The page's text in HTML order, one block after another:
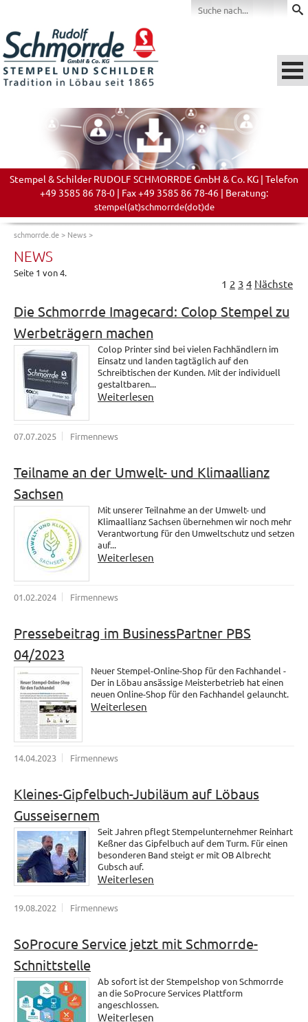
Stempel & Schilder RUDOLF SCHMORRDE GmbH & Co. KG | Telefon
+49 3585 86 78-0 | Fax +49 3585 86 78-46 | Beratung:
stempel(at)schmorrde(dot)de
schmorrde.de> News>
NEWS
Seite 1 von 4.
1 2 3 4 Nächste
Die Schmorrde Imagecard: Colop Stempel zu
Werbeträgern machen
Colop Printer sind bei vielen Fachhändlern im
Einsatz und landen tagtäglich auf den
Schreibtischen der Kunden. Mit der individuell
gestaltbaren...
Weiterlesen
07.07.2025 Firmennews
Teilname an der Umwelt- und Klimaallianz
Sachsen
Mit unserer Teilnahme an der Umwelt- und
Klimaallianz Sachsen übernehmen wir noch mehr
Verantwortung für den Umweltschutz und setzen
auf...
Weiterlesen
01.02.2024 Firmennews
Pressebeitrag im BusinessPartner PBS
04/2023
Neuer Stempel-Online-Shop für den Fachhandel -
Der in Löbau ansässige Meisterbetrieb hat einen
neuen Online-Shop für den Fachhandel gelauncht.
Weiterlesen
14.04.2023 Firmennews
Kleines-Gipfelbuch-Jubiläum auf Löbaus
Gusseisernem
Seit Jahren pflegt Stempelunternehmer Reinhart
Keßner das Gipfelbuch auf dem Turm. Für einen
besonderen Band steigt er mit OB Albrecht
Gubsch auf.
Weiterlesen
19.08.2022 Firmennews
SoProcure Service jetzt mit Schmorrde-
Schnittstelle
Ab sofort ist der Stempelshop von Schmorrde
an die SoProcure Services Plattform
angeschlossen.
Weiterlesen